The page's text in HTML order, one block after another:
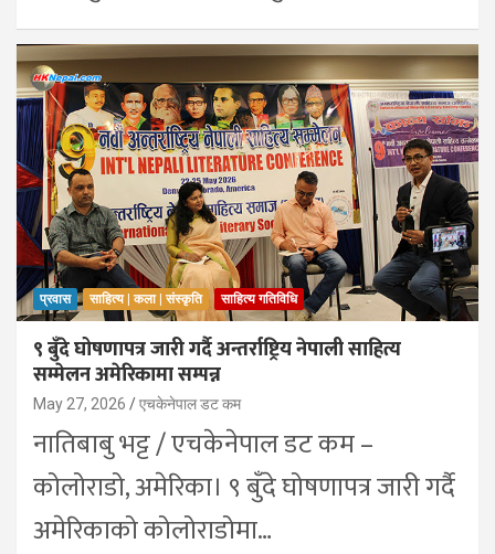
प्रवास साहित्य | कला | संस्कृति साहित्य गतिविधि
९ बुँदे घोषणापत्र जारी गर्दै अन्तर्राष्ट्रिय नेपाली साहित्य
सम्मेलन अमेरिकामा सम्पन्न
May 27, 2026 एचकेनेपाल डट कम
नातिबाबु भट्ट / एचकेनेपाल डट कम –
कोलोराडो, अमेरिका। ९ बुँदे घोषणापत्र जारी गर्दै
अमेरिकाको कोलोराडोमा…